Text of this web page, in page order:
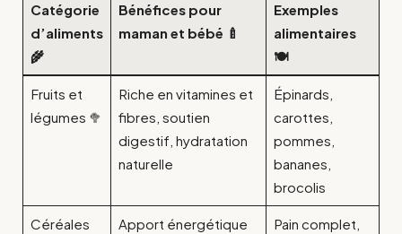
Catégorie
d’aliments
🌾
Bénéfices pour
maman et bébé 🍼
Exemples
alimentaires
🍽️
Fruits et
légumes 🥦
Riche en vitamines et
fibres, soutien
digestif, hydratation
naturelle
Épinards,
carottes,
pommes,
bananes,
brocolis
Céréales
Apport énergétique
Pain complet,